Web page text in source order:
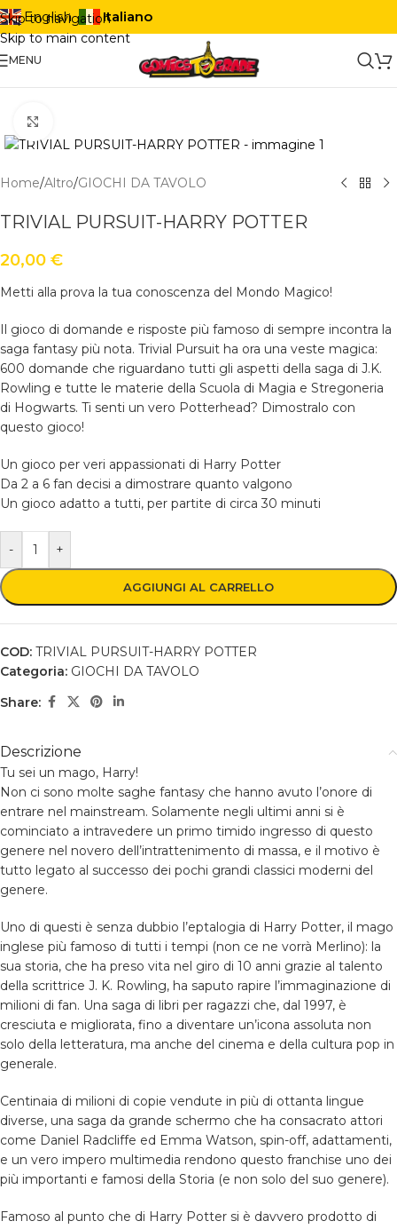
Skip to navigation
Skip to main content
English Italiano
MENU
Home/Altro/GIOCHI DA TAVOLO
TRIVIAL PURSUIT-HARRY POTTER
20,00 €
Metti alla prova la tua conoscenza del Mondo Magico!
Il gioco di domande e risposte più famoso di sempre incontra la
saga fantasy più nota. Trivial Pursuit ha ora una veste magica:
600 domande che riguardano tutti gli aspetti della saga di J.K.
Rowling e tutte le materie della Scuola di Magia e Stregoneria
di Hogwarts. Ti senti un vero Potterhead? Dimostralo con
questo gioco!
Un gioco per veri appassionati di Harry Potter
Da 2 a 6 fan decisi a dimostrare quanto valgono
Un gioco adatto a tutti, per partite di circa 30 minuti
- +
AGGIUNGI AL CARRELLO
COD: TRIVIAL PURSUIT-HARRY POTTER
Categoria: GIOCHI DA TAVOLO
Share:
Descrizione
Tu sei un mago, Harry!
Non ci sono molte saghe fantasy che hanno avuto l’onore di
entrare nel mainstream. Solamente negli ultimi anni si è
cominciato a intravedere un primo timido ingresso di questo
genere nel novero dell’intrattenimento di massa, e il motivo è
tutto legato al successo dei pochi grandi classici moderni del
genere.
Uno di questi è senza dubbio l’eptalogia di Harry Potter, il mago
inglese più famoso di tutti i tempi (non ce ne vorrà Merlino): la
sua storia, che ha preso vita nel giro di 10 anni grazie al talento
della scrittrice J. K. Rowling, ha saputo rapire l’immaginazione di
milioni di fan. Una saga di libri per ragazzi che, dal 1997, è
cresciuta e migliorata, fino a diventare un’icona assoluta non
solo della letteratura, ma anche del cinema e della cultura pop in
generale.
Centinaia di milioni di copie vendute in più di ottanta lingue
diverse, una saga da grande schermo che ha consacrato attori
come Daniel Radcliffe ed Emma Watson, spin-off, adattamenti,
e un vero impero multimedia rendono questo franchise uno dei
più importanti e famosi della Storia (e non solo del suo genere).
Famoso al punto che di Harry Potter si è davvero prodotto di